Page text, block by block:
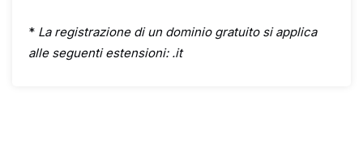
* La registrazione di un dominio gratuito si applica
alle seguenti estensioni: .it